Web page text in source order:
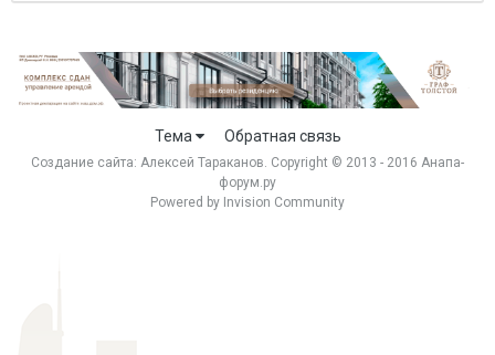
Тема Обратная связь
Создание сайта: Алексей Тараканов . Copyright © 2013 - 2016 Анапа-
форум.ру
Powered by Invision Community